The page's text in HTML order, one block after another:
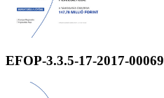
EFOP-3.3.5-17-2017-00069